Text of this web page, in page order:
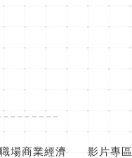
職場商業經濟 影片專區